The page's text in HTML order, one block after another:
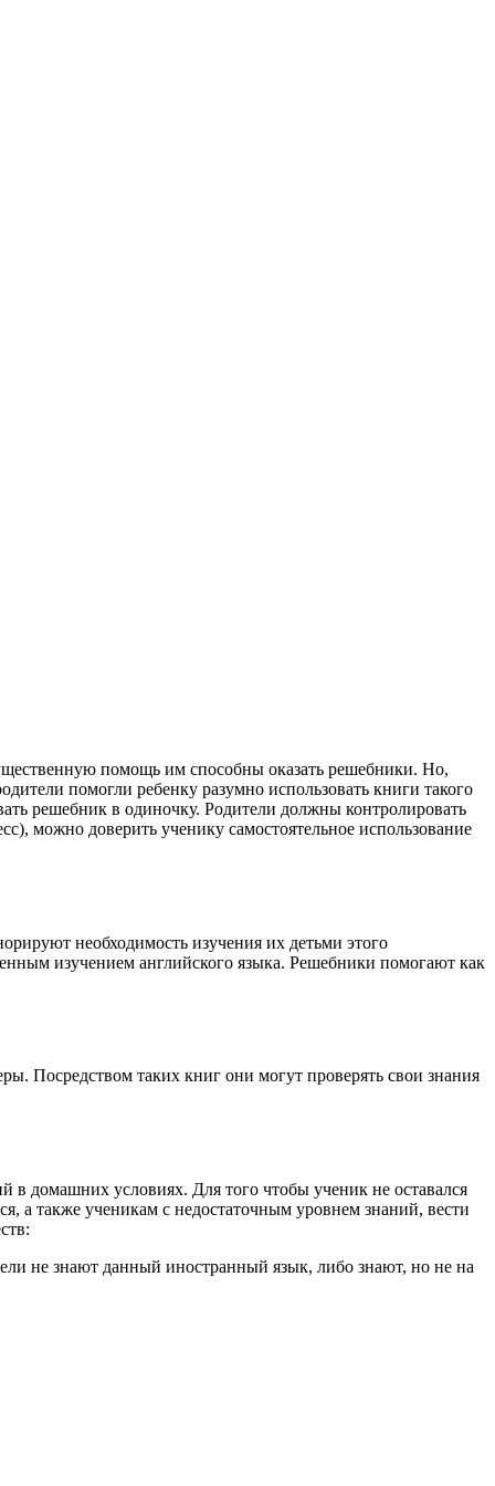
помощь им способны оказать решебники. Но,
помогли ребенку разумно использовать книги такого
решебник в одиночку. Родители должны контролировать
можно доверить ученику самостоятельное использование
необходимость изучения их детьми этого
изучением английского языка. Решебники помогают как
Посредством таких книг они могут проверять свои знания
в домашних условиях. Для того чтобы ученик не оставался
также ученикам с недостаточным уровнем знаний, вести
не знают данный иностранный язык, либо знают, но не на